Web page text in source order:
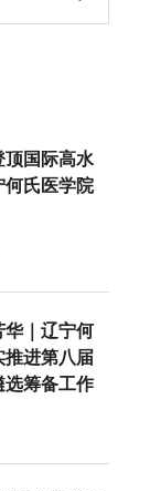
顶国际高水
何氏医学院
华｜辽宁何
推进第八届
选筹备工作